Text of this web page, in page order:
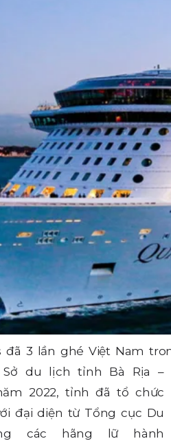
đã 3 lần ghé Việt Nam
du lịch tỉnh Bà Rịa –
2022, tỉnh đã tổ chức
đại diện từ Tổng cục Du
các hãng lữ hành